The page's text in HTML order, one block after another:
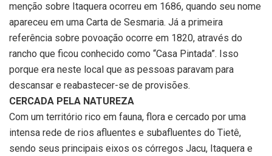
menção sobre Itaquera ocorreu em 1686, quando seu nome
apareceu em uma Carta de Sesmaria. Já a primeira
referência sobre povoação ocorre em 1820, através do
rancho que ficou conhecido como “Casa Pintada”. Isso
porque era neste local que as pessoas paravam para
descansar e reabastecer-se de provisões.
CERCADA PELA NATUREZA
Com um território rico em fauna, flora e cercado por uma
intensa rede de rios afluentes e subafluentes do Tietê,
sendo seus principais eixos os córregos Jacu, Itaquera e